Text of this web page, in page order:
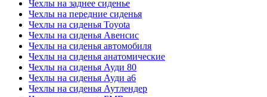
Чехлы на заднее сиденье
Чехлы на передние сиденья
Чехлы на сиденья Toyota
Чехлы на сиденья Авенсис
Чехлы на сиденья автомобиля
Чехлы на сиденья анатомические
Чехлы на сиденья Ауди 80
Чехлы на сиденья Ауди а6
Чехлы на сиденья Аутлендер